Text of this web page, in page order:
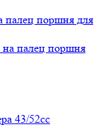
поршня для
43/52сс